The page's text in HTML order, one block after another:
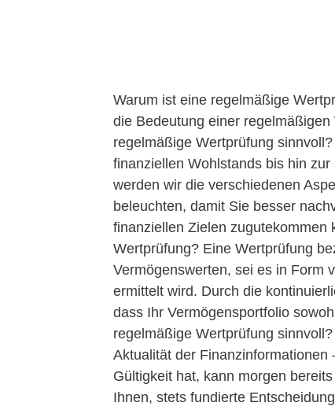
Warum ist eine regelmäßige
die Bedeutung einer
regelmäßige Wertprüfung
finanziellen Wohlstands bis hin
werden wir die verschiedenen
beleuchten, damit Sie besser
finanziellen Zielen zugutekommen
Wertprüfung? Eine Wertprüfung
Vermögenswerten, sei es in Form
ermittelt wird. Durch die
dass Ihr Vermögensportfolio
regelmäßige Wertprüfung
Aktualität der
Gültigkeit hat, kann morgen
Ihnen, stets fundierte